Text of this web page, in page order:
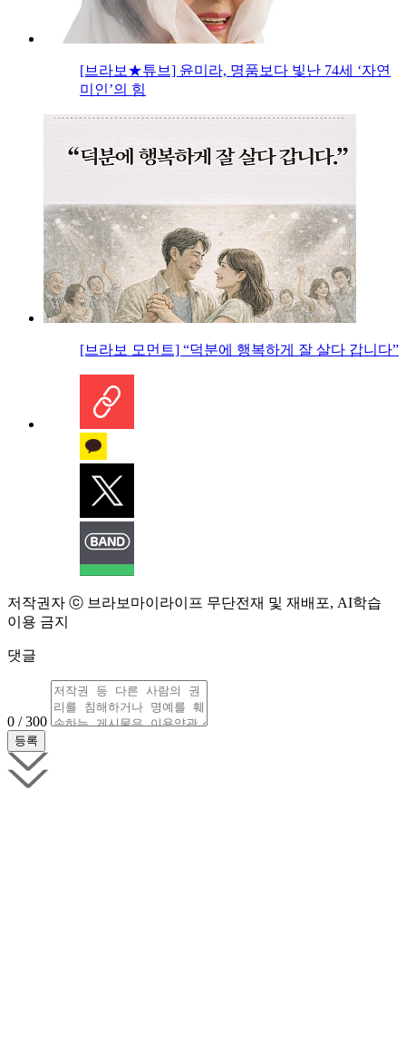
[브라보★튜브] 윤미라, 명품보다 빛난 74세 ‘자연
미인’의 힘
[브라보 모먼트] “덕분에 행복하게 잘 살다 갑니다”
저작권자 ⓒ 브라보마이라이프 무단전재 및 재배포, AI학습
이용 금지
댓글
0 / 300